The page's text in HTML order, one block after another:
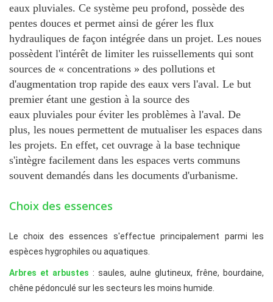
eaux pluviales. Ce système peu profond, possède des
pentes douces et permet ainsi de gérer les flux
hydrauliques de façon intégrée dans un projet. Les noues
possèdent l'intérêt de limiter les ruissellements qui sont
sources de « concentrations » des pollutions et
d'augmentation trop rapide des eaux vers l'aval. Le but
premier étant une gestion à la source des
eaux pluviales pour éviter les problèmes à l'aval. De
plus, les noues permettent de mutualiser les espaces dans
les projets. En effet, cet ouvrage à la base technique
s'intègre facilement dans les espaces verts communs
souvent demandés dans les documents d'urbanisme.
Choix des essences
Le choix des essences s'effectue principalement parmi les
espèces hygrophiles ou aquatiques.
Arbres et arbustes : saules, aulne glutineux, frêne, bourdaine,
chêne pédonculé sur les secteurs les moins humide.